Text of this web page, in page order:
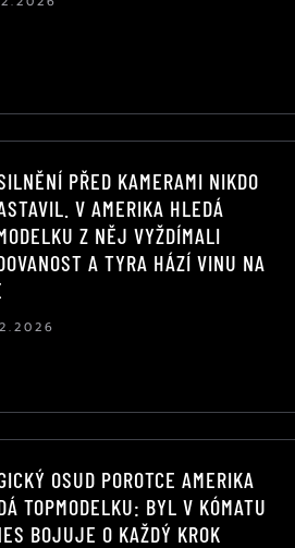
PŘED KAMERAMI NIKDO
V AMERIKA HLEDÁ
Z NĚJ VYŽDÍMALI
A TYRA HÁZÍ VINU NA
OSUD POROTCE AMERIKA
TOPMODELKU: BYL V KÓMATU
BOJUJE O KAŽDÝ KROK